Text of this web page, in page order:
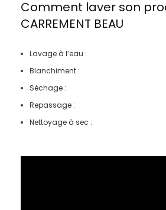
Comment laver son
CARREMENT BEAU
Lavage à l’eau :
Blanchiment :
Séchage :
Repassage :
Nettoyage à sec :